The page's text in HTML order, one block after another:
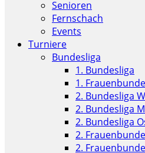
Senioren
Fernschach
Events
Turniere
Bundesliga
1. Bundesliga
1.
2. Bundesliga
2. Bundesliga
2. Bundesliga
2.
2.